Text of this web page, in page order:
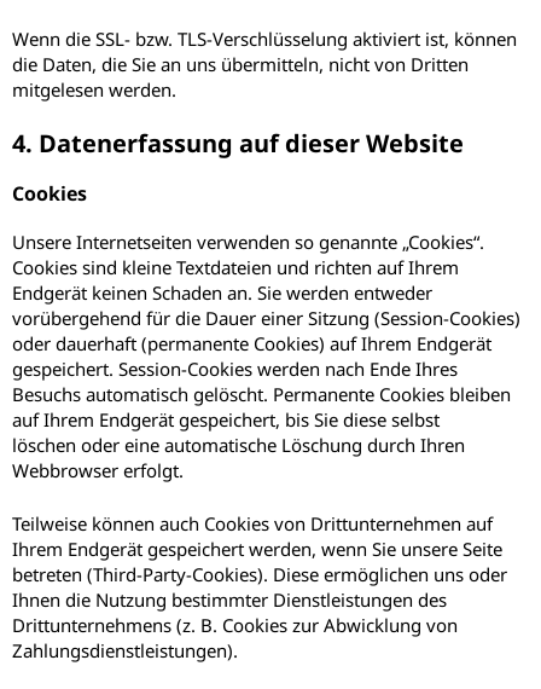
Wenn die SSL- bzw. TLS-Verschlüsselung aktiviert ist, können
die Daten, die Sie an uns übermitteln, nicht von Dritten
mitgelesen werden.
4. Datenerfassung auf dieser Website
Cookies
Unsere Internetseiten verwenden so genannte „Cookies“.
Cookies sind kleine Textdateien und richten auf Ihrem
Endgerät keinen Schaden an. Sie werden entweder
vorübergehend für die Dauer einer Sitzung (Session-Cookies)
oder dauerhaft (permanente Cookies) auf Ihrem Endgerät
gespeichert. Session-Cookies werden nach Ende Ihres
Besuchs automatisch gelöscht. Permanente Cookies bleiben
auf Ihrem Endgerät gespeichert, bis Sie diese selbst
löschen oder eine automatische Löschung durch Ihren
Webbrowser erfolgt.
Teilweise können auch Cookies von Drittunternehmen auf
Ihrem Endgerät gespeichert werden, wenn Sie unsere Seite
betreten (Third-Party-Cookies). Diese ermöglichen uns oder
Ihnen die Nutzung bestimmter Dienstleistungen des
Drittunternehmens (z. B. Cookies zur Abwicklung von
Zahlungsdienstleistungen).